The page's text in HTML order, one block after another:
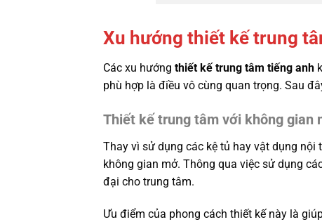
Xu hướng thiết kế trung
Các xu hướng thiết kế trung tâm tiếng anh
phù hợp là điều vô cùng quan trọng. Sau
Thiết kế trung tâm với không gian
Thay vì sử dụng các kệ tủ hay vật dụng
không gian mở. Thông qua việc sử dụng
đại cho trung tâm.
Ưu điểm của phong cách thiết kế này là